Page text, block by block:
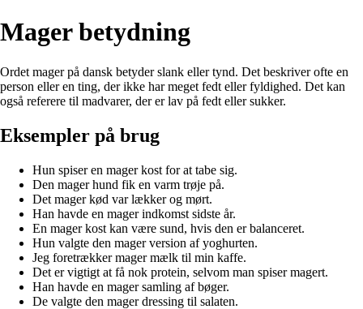
Mager betydning
Ordet mager på dansk betyder slank eller tynd. Det beskriver ofte en
person eller en ting, der ikke har meget fedt eller fyldighed. Det kan
også referere til madvarer, der er lav på fedt eller sukker.
Eksempler på brug
Hun spiser en mager kost for at tabe sig.
Den mager hund fik en varm trøje på.
Det mager kød var lækker og mørt.
Han havde en mager indkomst sidste år.
En mager kost kan være sund, hvis den er balanceret.
Hun valgte den mager version af yoghurten.
Jeg foretrækker mager mælk til min kaffe.
Det er vigtigt at få nok protein, selvom man spiser magert.
Han havde en mager samling af bøger.
De valgte den mager dressing til salaten.